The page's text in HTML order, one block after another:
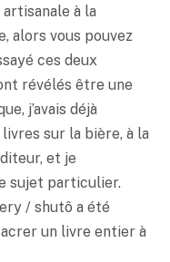
à la
alors vous pouvez
ces deux
révélés être une
j’avais déjà
sur la bière, à la
et je
sujet particulier.
/ shutô a été
un livre entier à